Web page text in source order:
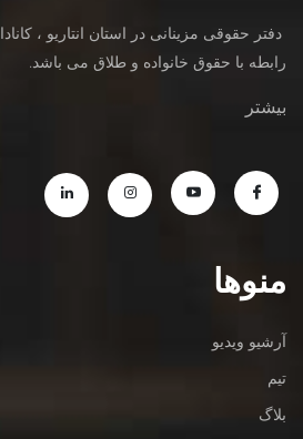
دفتر حقوقی مزینانی در استان انتاریو ،
رابطه با حقوق خانواده و طلاق می باشد.
بیشتر
منوها
آرشیو ویدیو
تیم
بلاگ